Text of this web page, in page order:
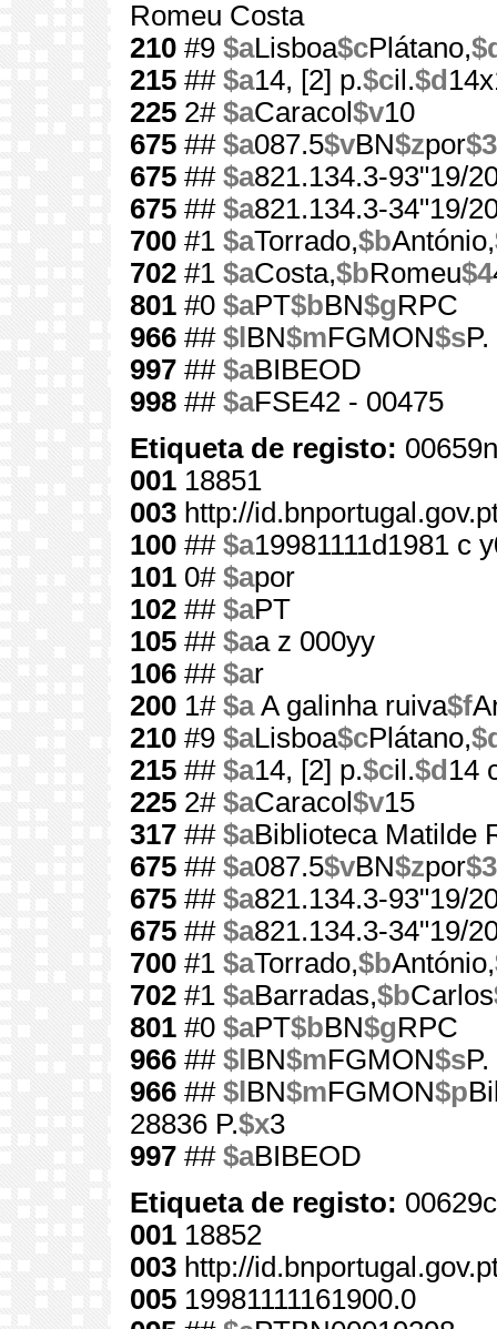
Romeu Costa
210 #9 $aLisboa$cPlátano,
215 ## $a14, [2] p.$cil.$d
225 2# $aCaracol $v10
675 ## $a087.5$vBN$zpor$3
675 ## $a821.134.3-93"19/
675 ## $a821.134.3-34"19/
700 #1 $aTorrado,$bAntónio,
702 #1 $aCosta,$bRomeu$4
801 #0 $aPT$bBN$gRPC
966 ## $l BN$mFGMON$s
997 ## $aBIBEOD
998 ## $aFSE42 - 00475
Etiqueta de registo:
001 18851
003 http://
100 ## $a19981111d1981 c
101 0# $apor
102 ## $aPT
105 ## $aa z 000yy
106 ## $ar
200 1# $aA galinha ruiva$f
210 #9 $aLisboa$cPlátano,
215 ## $a14, [2] p.$cil.$d 14
225 2# $aCaracol $v15
317 ## $aBiblioteca Matilde
675 ## $a087.5$vBN$zpor$3
675 ## $a821.134.3-93"19/
675 ## $a821.134.3-34"19/
700 #1 $aTorrado,$bAntónio,
702 #1 $aBarradas,$bCarlos
801 #0 $aPT$bBN$gRPC
966 ## $l BN$mFGMON$s
966 ## $l BN$mFGMON$p
28836 P.$x3
997 ## $aBIBEOD
Etiqueta de registo:
001 18852
003 http://
005 19981111161900.0